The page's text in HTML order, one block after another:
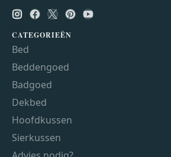
CATEGORIEËN
Bed
Beddengoed
Badgoed
Dekbed
Hoofdkussen
Sierkussen